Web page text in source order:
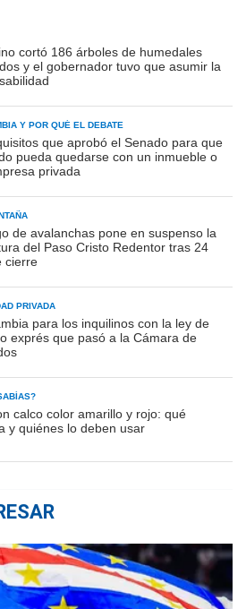
cortó 186 árboles de humedales
y el gobernador tuvo que asumir la
Y POR QUÉ EL DEBATE
que aprobó el Senado para que
pueda quedarse con un inmueble o
privada
de avalanchas pone en suspenso la
del Paso Cristo Redentor tras 24
cierre
PRIVADA
para los inquilinos con la ley de
exprés que pasó a la Cámara de
calco color amarillo y rojo: qué
y quiénes lo deben usar